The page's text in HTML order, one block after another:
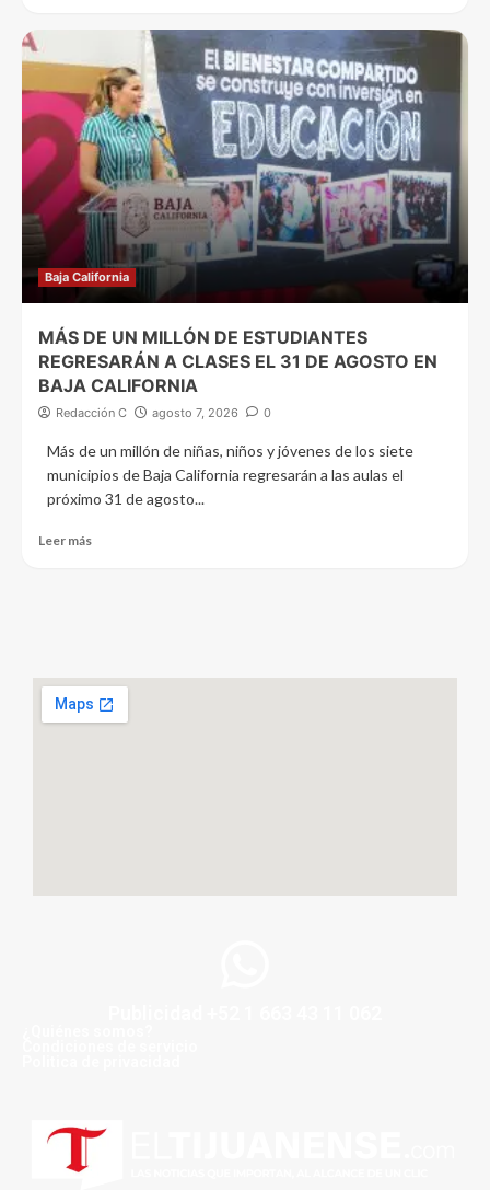
Baja California
MÁS DE UN MILLÓN DE ESTUDIANTES
REGRESARÁN A CLASES EL 31 DE AGOSTO EN
BAJA CALIFORNIA
Redacción C agosto 7, 2026 0
Más de un millón de niñas, niños y jóvenes de los siete
municipios de Baja California regresarán a las aulas el
próximo 31 de agosto...
Leer más